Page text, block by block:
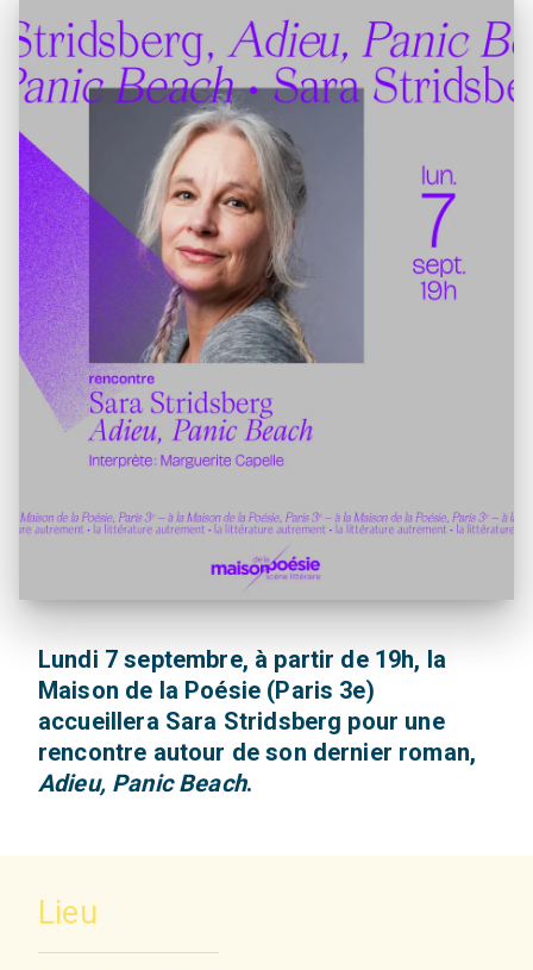
Lundi 7 septembre, à partir de 19h, la
Maison de la Poésie (Paris 3e)
accueillera Sara Stridsberg pour une
rencontre autour de son dernier roman,
Adieu, Panic Beach.
Lieu